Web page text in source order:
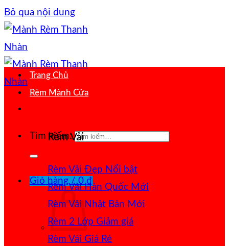
Bỏ qua nội dung
Tìm kiếm:
Giỏ hàng /0₫
Trang Chủ
Rèm Mành Cửa
Rèm Vải
Rèm Vải Đẹp
Rèm Vải Hàn Quốc
Rèm Vải Nhật Bản
Rèm 2 Lớp
Rèm Vải Giá Rẻ